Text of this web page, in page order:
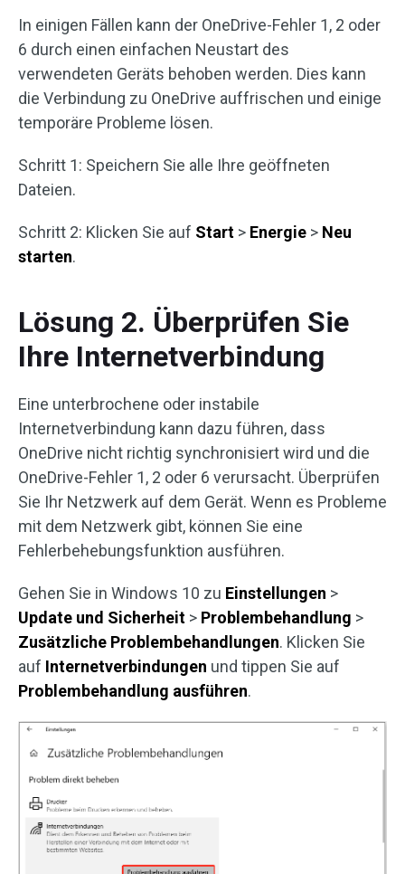
In einigen Fällen kann der OneDrive-Fehler 1, 2 oder
6 durch einen einfachen Neustart des
verwendeten Geräts behoben werden. Dies kann
die Verbindung zu OneDrive auffrischen und einige
temporäre Probleme lösen.
Schritt 1: Speichern Sie alle Ihre geöffneten
Dateien.
Schritt 2: Klicken Sie auf Start > Energie > Neu
starten.
Lösung 2. Überprüfen Sie
Ihre Internetverbindung
Eine unterbrochene oder instabile
Internetverbindung kann dazu führen, dass
OneDrive nicht richtig synchronisiert wird und die
OneDrive-Fehler 1, 2 oder 6 verursacht. Überprüfen
Sie Ihr Netzwerk auf dem Gerät. Wenn es Probleme
mit dem Netzwerk gibt, können Sie eine
Fehlerbehebungsfunktion ausführen.
Gehen Sie in Windows 10 zu Einstellungen >
Update und Sicherheit > Problembehandlung >
Zusätzliche Problembehandlungen. Klicken Sie
auf Internetverbindungen und tippen Sie auf
Problembehandlung ausführen.